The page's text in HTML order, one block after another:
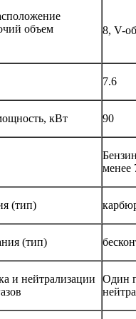
объем
8, V-
7.6
кВт 90
менее
(тип)
(тип)
и нейтрализации
Один